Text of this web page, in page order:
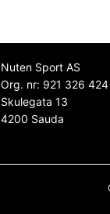
Nuten Sport AS
Org. nr: 921 326 424
Skulegata 13
4200 Sauda